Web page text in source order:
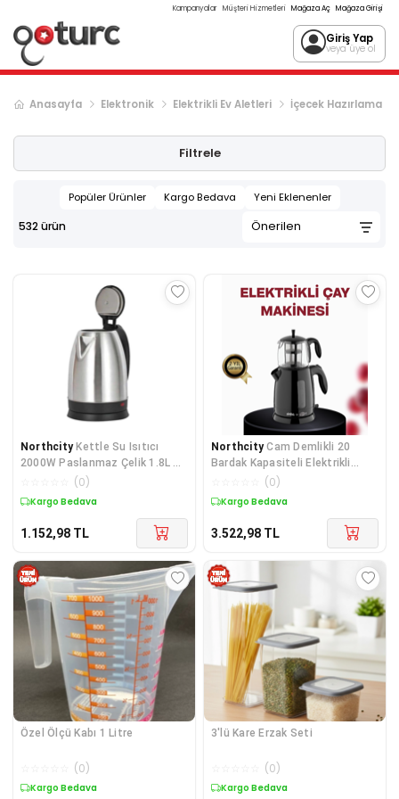
Kampanyalar Müşteri Hizmetleri Mağaza Aç Mağaza Girişi
Giriş Yap
veya üye ol
Sonraki ürün sayfası, sayfa 2
Anasayfa Elektronik Elektrikli Ev Aletleri İçecek Hazırlama
Filtrele
Popüler Ürünler Kargo Bedava Yeni Eklenenler
532ürün
Northcity Kettle Su Isıtıcı
2000W Paslanmaz Çelik 1.8L C
F Priz Uyumlu
(0)
Kargo Bedava
1.152,98 TL
Northcity Cam Demlikli 20
Bardak Kapasiteli Elektrikli
Çaycı - 1800W Hızlı Kaynatma
(0)
Kargo Bedava
3.522,98 TL
Özel Ölçü Kabı 1 Litre
(0)
Kargo Bedava
3'lü Kare Erzak Seti
(0)
Kargo Bedava